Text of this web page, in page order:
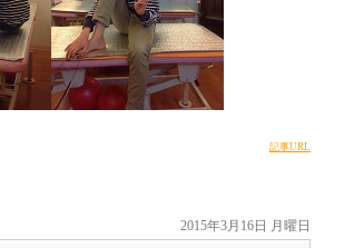
記事URL
2015年3月16日 月曜日